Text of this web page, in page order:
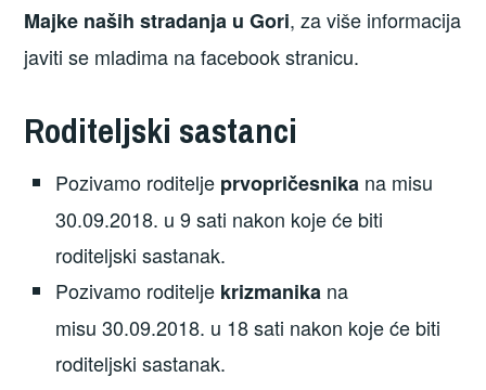
Majke naših stradanja u Gori, za više informacija
javiti se mladima na facebook stranicu.
Roditeljski sastanci
Pozivamo roditelje prvopričesnika na misu
30.09.2018. u 9 sati nakon koje će biti
roditeljski sastanak.
Pozivamo roditelje krizmanika na
misu 30.09.2018. u 18 sati nakon koje će biti
roditeljski sastanak.